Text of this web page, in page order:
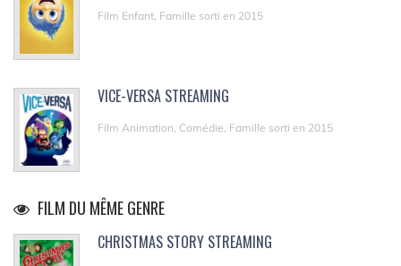
Film Enfant, Famille sorti en 2015
VICE-VERSA STREAMING
Film Animation, Comédie, Famille sorti en 2015
FILM DU MÊME GENRE
CHRISTMAS STORY STREAMING